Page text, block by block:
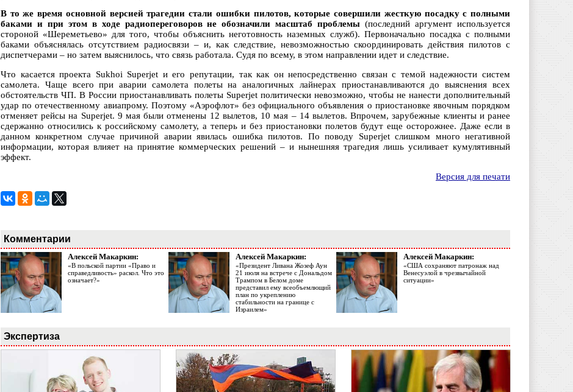
В то же время основной версией трагедии стали ошибки пилотов, которые совершили жесткую посадку с полными
баками и при этом в ходе радиопереговоров не обозначили масштаб проблемы (последний аргумент используется
стороной «Шереметьево» для того, чтобы объяснить неготовность наземных служб). Первоначально посадка с полными
баками объяснялась отсутствием радиосвязи – и, как следствие, невозможностью скоординировать действия пилотов с
диспетчерами – но затем выяснилось, что связь работала. Судя по всему, в этом направлении идет и следствие.
Что касается проекта Sukhoi Superjet и его репутации, так как он непосредственно связан с темой надежности систем
самолета. Чаще всего при аварии самолета полеты на аналогичных лайнерах приостанавливаются до выяснения всех
обстоятельств ЧП. В России приостанавливать полеты Superjet политически невозможно, чтобы не нанести дополнительный
удар по отечественному авиапрому. Поэтому «Аэрофлот» без официального объявления о приостановке явочным порядком
отменяет рейсы на Superjet. 9 мая были отменены 12 вылетов, 10 мая – 14 вылетов. Впрочем, зарубежные клиенты и ранее
сдержанно относились к российскому самолету, а теперь и без приостановки полетов будут еще осторожнее. Даже если в
данном конкретном случае причиной аварии явилась ошибка пилотов. По поводу Superjet слишком много негативной
информации, которая влияет на принятие коммерческих решений – и нынешняя трагедия лишь усиливает кумулятивный
эффект.
Версия для печати
Комментарии
Алексей Макаркин:
«В польской партии «Право и
справедливость» раскол. Что это
означает?»
Алексей Макаркин:
«Президент Ливана Жозеф Аун
21 июля на встрече с Дональдом
Трампом в Белом доме
представил ему всеобъемлющий
план по укреплению
стабильности на границе с
Израилем»
Алексей Макаркин:
«США сохраняют патронаж над
Венесуэлой в чрезвычайной
ситуации»
Экспертиза